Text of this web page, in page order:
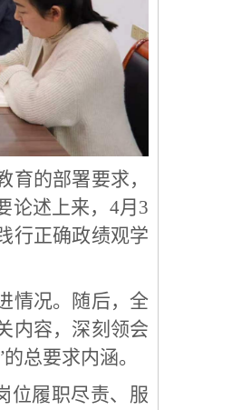
的部署要求，
述上来， 4月3
行正确政绩观学
情况。随后，全
内容，深刻领会
总要求内涵。
位履职尽责、服